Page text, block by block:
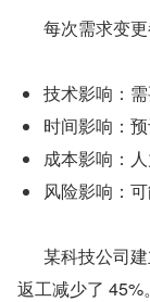
每次需
技术影响：
时间影响：
成本影响：
风险影响：
返工减少了 45%。